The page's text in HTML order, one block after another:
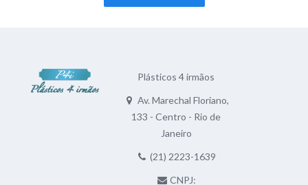
Plásticos 4 irmãos
Av. Marechal Floriano,
133 - Centro - Rio de
Janeiro
(21) 2223-1639
CNPJ: